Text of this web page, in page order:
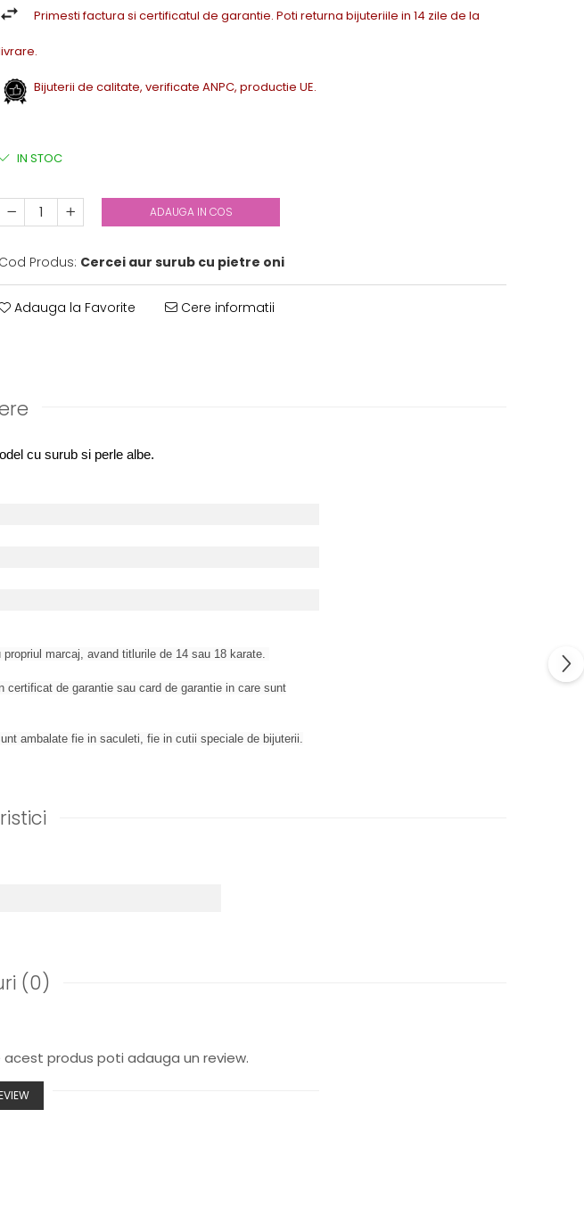
Primesti factura si certificatul de garantie. Poti returna bijuteriile in 14 zile de la
Bijuterii de calitate, verificate ANPC, productie UE.
IN STOC
ADAUGA IN COS
Cod Produs: Cercei aur surub cu pietre oni
Adauga la Favorite Cere informatii
cu surub si perle albe.
marcaj, avand titlurile de 14 sau 18 karate.
certificat de garantie sau card de garantie in care sunt
ambalate fie in saculeti, fie in cutii speciale de bijuterii.
(0)
produs poti adauga un review.